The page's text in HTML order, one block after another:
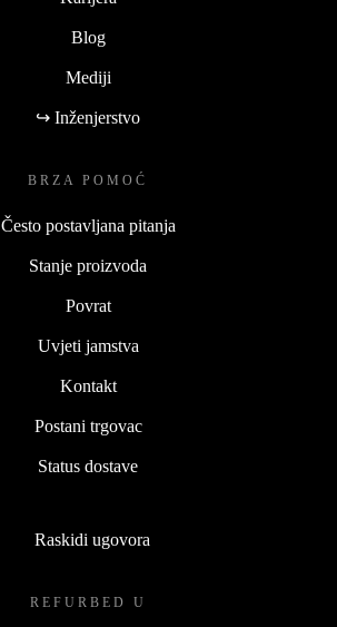
Blog
Mediji
↪ Inženjerstvo
BRZA POMOĆ
Često postavljana pitanja
Stanje proizvoda
Povrat
Uvjeti jamstva
Kontakt
Postani trgovac
Status dostave
Raskidi ugovora
REFURBED U